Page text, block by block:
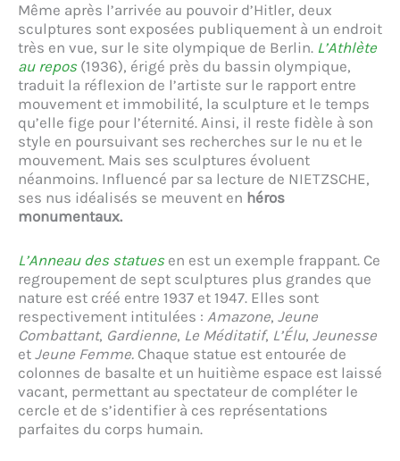
Même après l’arrivée au pouvoir d’Hitler, deux
sculptures sont exposées publiquement à un endroit
très en vue, sur le site olympique de Berlin. L’Athlète
au repos(1936), érigé près du bassin olympique,
traduit la réflexion de l’artiste sur le rapport entre
mouvement et immobilité, la sculpture et le temps
qu’elle fige pour l’éternité. Ainsi, il reste fidèle à son
style en poursuivant ses recherches sur le nu et le
mouvement. Mais ses sculptures évoluent
néanmoins. Influencé par sa lecture de NIETZSCHE,
ses nus idéalisés se meuvent en héros
monumentaux.
L’Anneau des statuesen est un exemple frappant. Ce
regroupement de sept sculptures plus grandes que
nature est créé entre 1937 et 1947. Elles sont
respectivement intitulées : Amazone, Jeune
Combattant, Gardienne, Le Méditatif, L’Élu, Jeunesse
et Jeune Femme. Chaque statue est entourée de
colonnes de basalte et un huitième espace est laissé
vacant, permettant au spectateur de compléter le
cercle et de s’identifier à ces représentations
parfaites du corps humain.